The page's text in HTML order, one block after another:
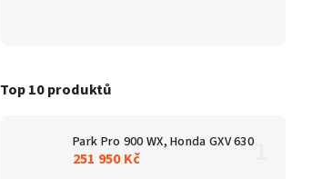
Top 10 produktů
Park Pro 900 WX, Honda GXV 630
251 950 Kč